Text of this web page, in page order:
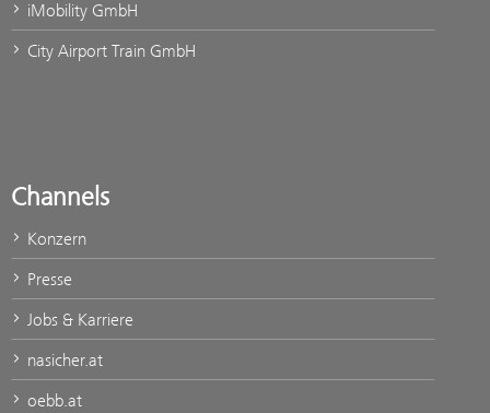
iMobility GmbH
City Airport Train GmbH
Channels
Konzern
Presse
Jobs & Karriere
nasicher.at
oebb.at